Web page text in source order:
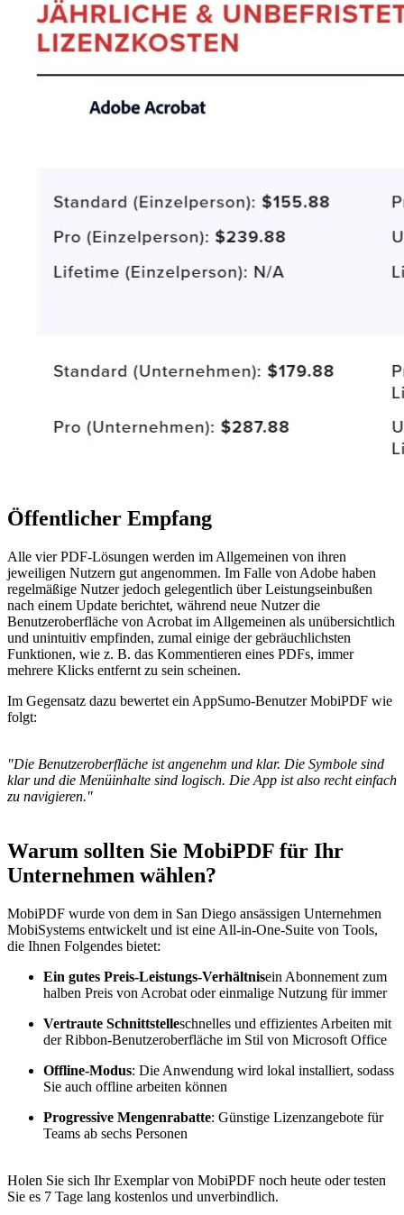
Öffentlicher Empfang
Alle vier PDF-Lösungen werden im Allgemeinen von ihren
jeweiligen Nutzern gut angenommen. Im Falle von Adobe haben
regelmäßige Nutzer jedoch gelegentlich über Leistungseinbußen
nach einem Update berichtet, während neue Nutzer die
Benutzeroberfläche von Acrobat im Allgemeinen als unübersichtlich
und unintuitiv empfinden, zumal einige der gebräuchlichsten
Funktionen, wie z. B. das Kommentieren eines PDFs, immer
mehrere Klicks entfernt zu sein scheinen.
Im Gegensatz dazu bewertet ein AppSumo-Benutzer MobiPDF wie
folgt:
"Die Benutzeroberfläche ist angenehm und klar. Die Symbole sind
klar und die Menüinhalte sind logisch. Die App ist also recht einfach
zu navigieren."
Warum sollten Sie MobiPDF für Ihr
Unternehmen wählen?
MobiPDF wurde von dem in San Diego ansässigen Unternehmen
MobiSystems entwickelt und ist eine All-in-One-Suite von Tools,
die Ihnen Folgendes bietet:
Ein gutes Preis-Leistungs-Verhältnisein Abonnement zum
halben Preis von Acrobat oder einmalige Nutzung für immer
Vertraute Schnittstelleschnelles und effizientes Arbeiten mit
der Ribbon-Benutzeroberfläche im Stil von Microsoft Office
Offline-Modus: Die Anwendung wird lokal installiert, sodass
Sie auch offline arbeiten können
Progressive Mengenrabatte: Günstige Lizenzangebote für
Teams ab sechs Personen
Holen Sie sich Ihr Exemplar von MobiPDF noch heute oder testen
Sie es 7 Tage lang kostenlos und unverbindlich.